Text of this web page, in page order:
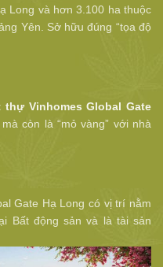
Long và hơn 3.100 ha thuộc
Yên. Sở hữu đúng “tọa độ
thự Vinhomes Global Gate
còn là “mỏ vàng” với nhà
Gate Hạ Long có vị trí nằm
Bất động sản và là tài sản